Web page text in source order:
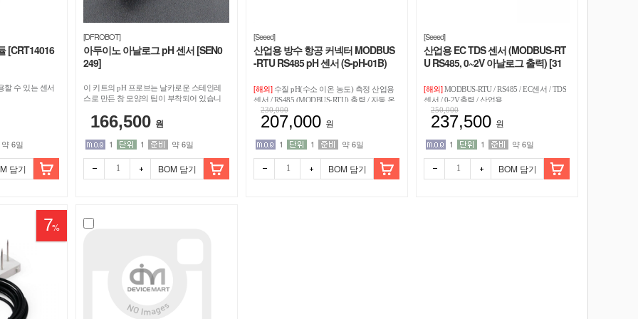
[CRT14016
할 수 있는 센서
약 6일
담기
[DFROBOT]
아두이노 아날로그 pH 센서 [SEN0
249]
이 키트의 pH 프로브는 날카로운 스테인레
스로 만든 창 모양의 팁이 부착되어 있습니
하기 위해 반고체 물질에 직접 찔러 넣을 수
있습니다. / Gravity: Analog Spear Tip pH
Sensor / Meter Kit
166,500 원
1 1 약 6일
BOM 담기
[Seeed]
산업용 방수 항공 커넥터 MODBUS
-RTU RS485 pH 센서 (S-pH-01B)
[해외] 수질 pH(수소 이온 농도) 측정 산업용
센서 / RS485 (MODBUS-RTU) 출력 / 자동 온
도 보상 기능, IP68 방수 프로브 (0~14 pH,
±0.1 pH) / DC 9-24V 넓은 전원 범위 / 활용:
수경재배, 양식업, 수처리, 수영장
230,000
207,000 원
1 1 약 6일
BOM 담기
[Seeed]
산업용 EC TDS 센서 (MODBUS-RT
U RS485, 0~2V 아날로그 출력) [31
[해외] MODBUS-RTU / RS485 / EC센서 / TDS
센서 / 0-2V출력 / 산업용
250,000
237,500 원
1 1 약 6일
BOM 담기
7%